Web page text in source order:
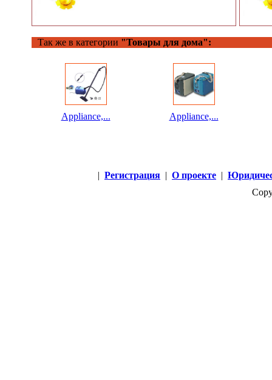
Так же в категории "Товары для дома":
Appliance,... Appliance,...
| Регистрация | О проекте |